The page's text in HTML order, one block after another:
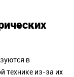
в
технике из-за их